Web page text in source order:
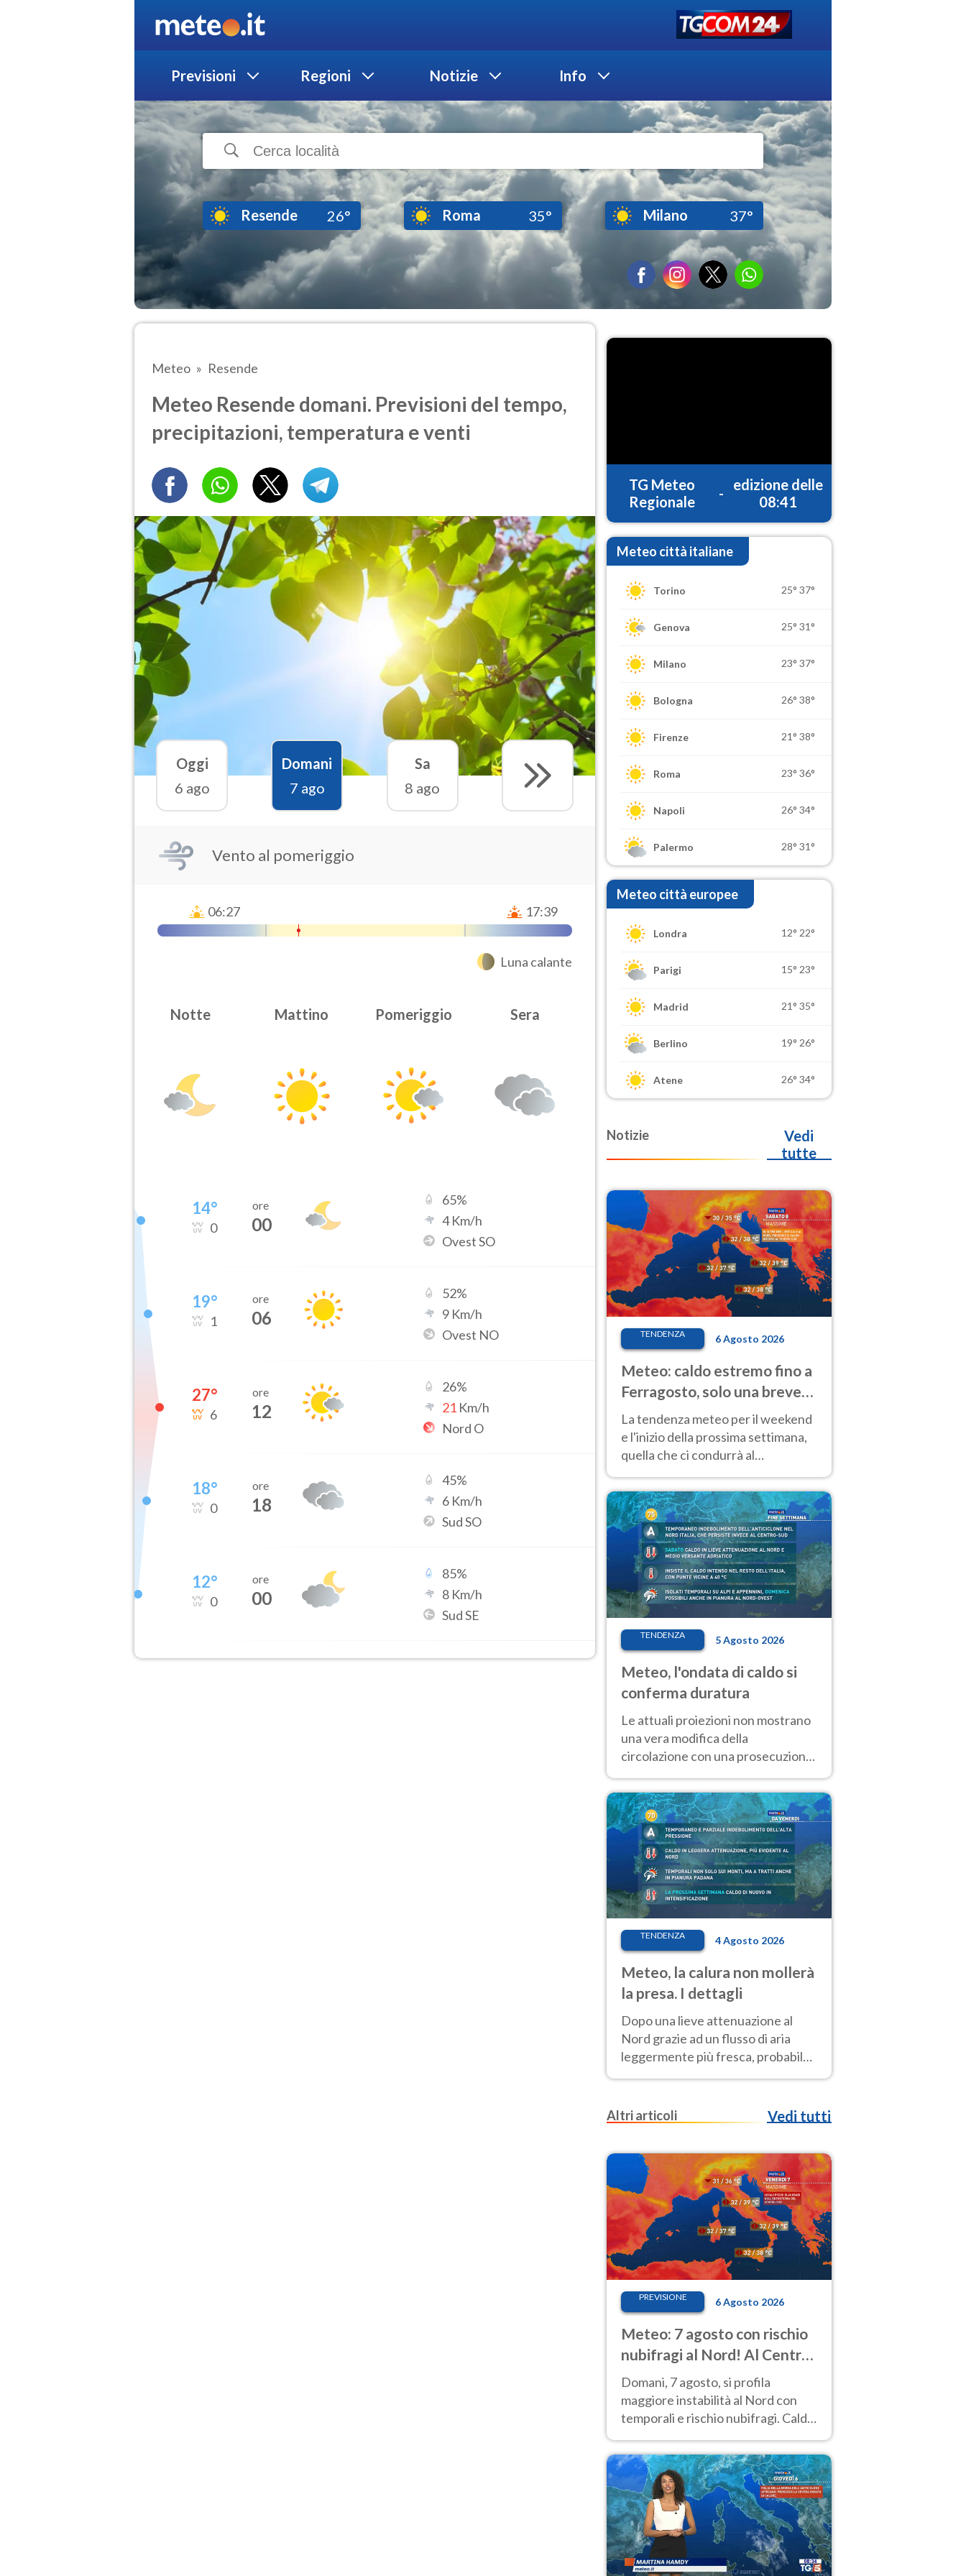
Previsioni Regioni Notizie Info
Resende 26° Roma 35° Milano 37°
Meteo Resende
Meteo Resende domani. Previsioni del tempo,
precipitazioni, temperatura e venti
Oggi
6 ago
Domani
7 ago
Sa
8 ago
Vento al pomeriggio
06:27 17:39
Luna calante
Notte Mattino Pomeriggio Sera
14°
0
ore
00
65%
4Km/h
Ovest SO
19°
1
ore
06
52%
9 Km/h
Ovest NO
27°
6
ore
12
26%
21 Km/h
Nord O
18°
0
ore
18
45%
6 Km/h
Sud SO
12°
0
ore
00
85%
8 Km/h
Sud SE
TG Meteo
Regionale
-
edizione delle
08:41
Meteo città italiane
Torino 25° 37°
Genova 25° 31°
Milano 23° 37°
Bologna 26° 38°
Firenze 21° 38°
Roma 23° 36°
Napoli 26° 34°
Palermo 28° 31°
Meteo città europee
Londra 12° 22°
Parigi 15° 23°
Madrid 21° 35°
Berlino 19° 26°
Atene 26° 34°
Notizie
Vedi
tutte
TENDENZA 6 Agosto 2026
Meteo: caldo estremo fino a
Ferragosto, solo una breve
pausa. Ecco dove
La tendenza meteo per il weekend
e l'inizio della prossima settimana,
quella che ci condurrà al
temperature molto elevate
TENDENZA 5 Agosto 2026
Meteo, l'ondata di caldo si
conferma duratura
Le attuali proiezioni non mostrano
una vera modifica della
circolazione con una prosecuzione
giorni, compresa la settimana di
Ferragosto
TENDENZA 4 Agosto 2026
Meteo, la calura non mollerà
la presa. I dettagli
Dopo una lieve attenuazione al
Nord grazie ad un flusso di aria
leggermente più fresca, probabile
nuovo rinforzo dell’anticiclone
Altri articoli
Vedi tutti
PREVISIONE 6 Agosto 2026
Meteo: 7 agosto con rischio
nubifragi al Nord! Al Centro-
Sud caldo estremo
Domani, 7 agosto, si profila
maggiore instabilità al Nord con
temporali e rischio nubifragi. Caldo
previsioni.